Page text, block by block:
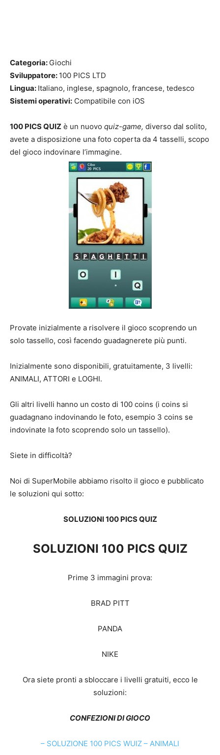
Categoria: Giochi
Sviluppatore: 100 PICS LTD
Lingua: Italiano, inglese, spagnolo, francese, tedesco
Sistemi operativi: Compatibile con iOS
100 PICS QUIZ è un nuovo quiz-game, diverso dal solito,
avete a disposizione una foto coperta da 4 tasselli, scopo
del gioco indovinare l’immagine.
Provate inizialmente a risolvere il gioco scoprendo un
solo tassello, così facendo guadagnerete più punti.
Inizialmente sono disponibili, gratuitamente, 3 livelli:
ANIMALI, ATTORI e LOGHI.
Gli altri livelli hanno un costo di 100 coins (i coins si
guadagnano indovinando le foto, esempio 3 coins se
indovinate la foto scoprendo solo un tassello).
Siete in difficoltà?
Noi di SuperMobile abbiamo risolto il gioco e pubblicato
le soluzioni qui sotto:
SOLUZIONI 100 PICS QUIZ
SOLUZIONI 100 PICS QUIZ
Prime 3 immagini prova:
BRAD PITT
PANDA
NIKE
Ora siete pronti a sbloccare i livelli gratuiti, ecco le
soluzioni:
CONFEZIONI DI GIOCO
– SOLUZIONE 100 PICS WUIZ – ANIMALI